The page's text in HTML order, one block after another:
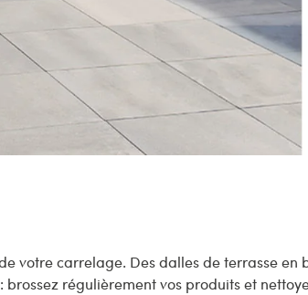
votre carrelage. Des dalles de terrasse
: brossez régulièrement vos produits et